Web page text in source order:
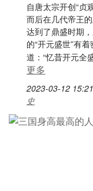
自唐太宗开创“贞
而后在几代帝王
达到了鼎盛时期
的“开元盛世”有
道：“忆昔开元全
更多
2023-03-12
史